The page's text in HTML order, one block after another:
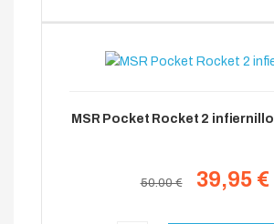
MSR Pocket Rocket 2 infiernillo
50.00 € 39,95 €